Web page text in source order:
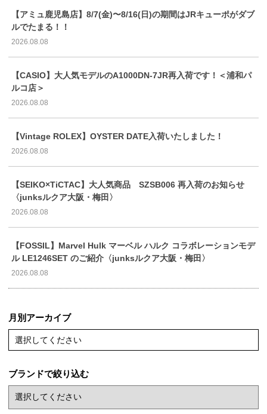
【アミュ鹿児島店】8/7(金)〜8/16(日)の期間はJRキューポがダブ
ルでたまる！！
2026.08.08
【CASIO】大人気モデルのA1000DN-7JR再入荷です！＜浦和パ
ルコ店＞
2026.08.08
【Vintage ROLEX】OYSTER DATE入荷いたしました！
2026.08.08
【SEIKO×TiCTAC】大人気商品 SZSB006 再入荷のお知らせ
〈junksルクア大阪・梅田〉
2026.08.08
【FOSSIL】Marvel Hulk マーベル ハルク コラボレーションモデ
ル LE1246SET のご紹介〈junksルクア大阪・梅田〉
2026.08.08
月別アーカイブ
選択してください
ブランドで絞り込む